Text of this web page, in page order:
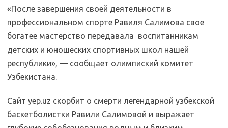
«После завершения своей деятельности в
профессиональном спорте Равиля Салимова свое
богатее мастерство передавала воспитанникам
детских и юношеских спортивных школ нашей
республики», — сообщает олимпиский комитет
Узбекистана.
Сайт yep.uz скорбит о смерти легендарной узбекской
баскетболистки Равили Салимовой и выражает